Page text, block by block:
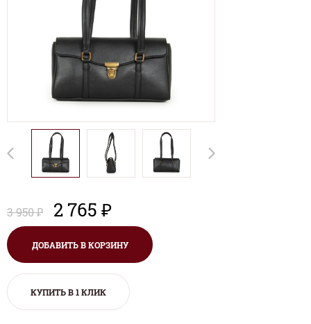
3 950 ₽ 2 765 ₽
ДОБАВИТЬ В КОРЗИНУ
КУПИТЬ В 1 КЛИК